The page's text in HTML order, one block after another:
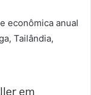
econômica anual
Tailândia,